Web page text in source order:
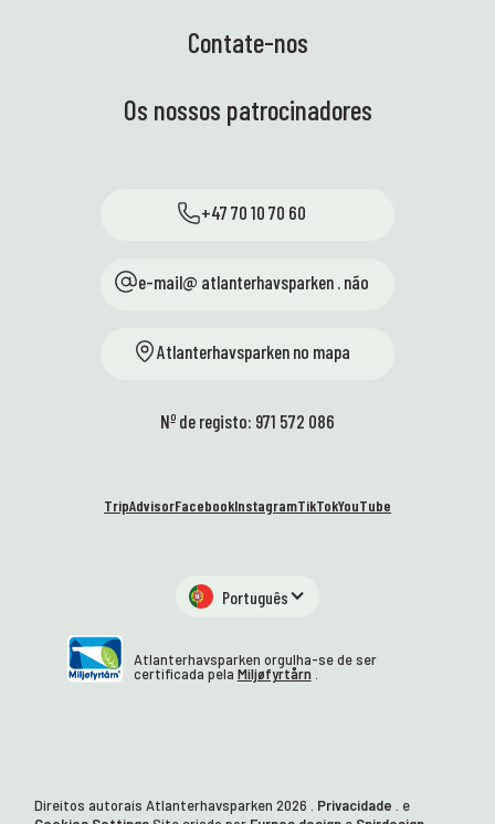
Contate-nos
Os nossos patrocinadores
+47 70 10 70 60
e-mail@ atlanterhavsparken . não
Atlanterhavsparken no mapa
Nº de registo: 971 572 086
TripAdvisorFacebookInstagramTikTokYouTube
Português
Atlanterhavsparken orgulha-se de ser
certificada pela Miljøfyrtårn.
Direitos autorais Atlanterhavsparken2026 Privacidade . e